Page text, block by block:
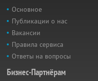
Основное
Публикации о нас
Вакансии
Правила сервиса
Ответы на вопросы
Бизнес-Партнёрам